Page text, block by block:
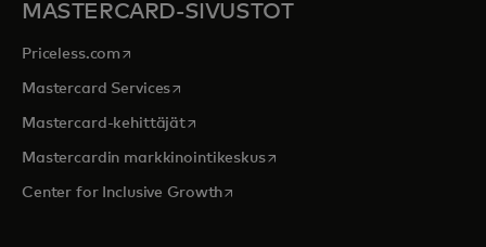
MASTERCARD-SIVUSTOT
Priceless.com opens in a new tab
Mastercard Servicesopens in a new tab
Mastercard-kehittäjätopens in a new tab
Mastercardin markkinointikeskusopens in a new tab
Center for Inclusive Growthopens in a new tab